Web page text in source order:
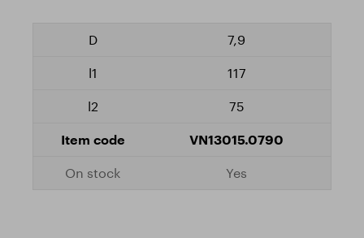
7,9
117
75
VN13015.0790
Yes